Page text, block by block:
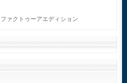
ァクトゥーアエディション